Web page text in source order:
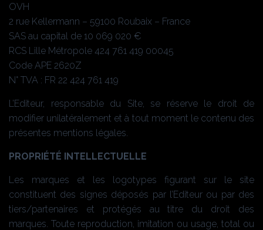
OVH
2 rue Kellermann – 59100 Roubaix – France
SAS au capital de 10 069 020 €
RCS Lille Métropole 424 761 419 00045
Code APE 2620Z
N° TVA : FR 22 424 761 419
L’Editeur, responsable du Site, se réserve le droit de
modifier unilatéralement et à tout moment le contenu des
présentes mentions légales.
PROPRIÉTÉ INTELLECTUELLE
Les marques et les logotypes figurant sur le site
constituent des signes déposés par l’Editeur ou par des
tiers/partenaires et protégés au titre du droit des
marques. Toute reproduction, imitation ou usage, total ou